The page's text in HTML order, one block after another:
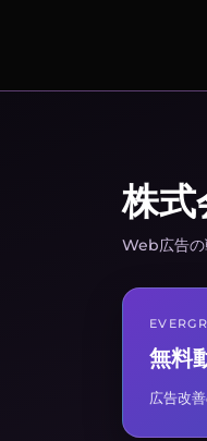
株
Web広告の
無料
広告改